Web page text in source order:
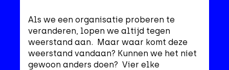
Als we een organisatie proberen te
veranderen, lopen we altijd tegen
weerstand aan. Maar waar komt deze
weerstand vandaan? Kunnen we het niet
gewoon anders doen? Vier elke